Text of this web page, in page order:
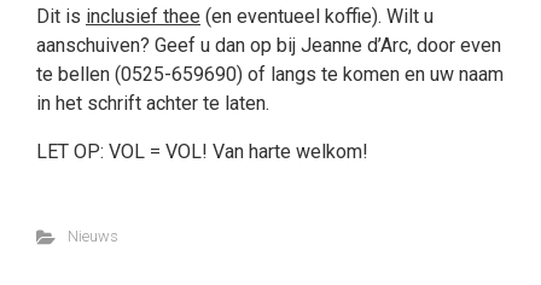
Dit is inclusief thee (en eventueel koffie). Wilt u
aanschuiven? Geef u dan op bij Jeanne d’Arc, door even
te bellen (0525-659690) of langs te komen en uw naam
in het schrift achter te laten.
LET OP: VOL = VOL! Van harte welkom!
Nieuws